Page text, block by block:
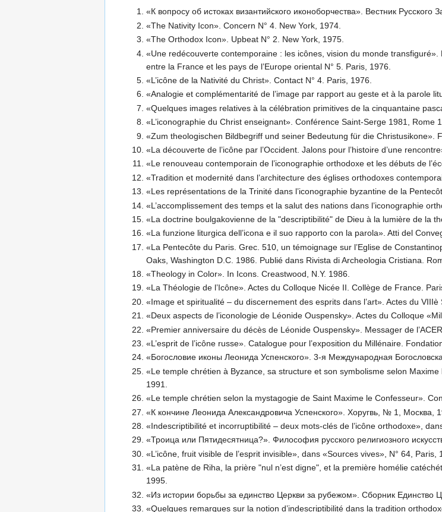
«К вопросу об истоках византийского иконоборчества». Вестник
«The Nativity Icon». Concern N° 4. New York, 1974.
«The Orthodox Icon». Upbeat N° 2. New York, 1975.
«Une redécouverte contemporaine : les icônes, vision du monde
entre la France et les pays de l’Europe oriental N° 5. Paris, 1976.
«L’icône de la Nativité du Christ». Contact N° 4. Paris, 1976.
«Analogie et complémentarité de l’image par rapport au geste et à la parole
«Quelques images relatives à la célébration primitives de la cinquantaine
«L’iconographie du Christ enseignant». Conférence Saint-Serge 1981, Rome
«Zum theologischen Bildbegriff und seiner Bedeutung für die Christusikone».
«La découverte de l’icône par l’Occident. Jalons pour l’histoire d’une
«Le renouveau contemporain de l’iconographie orthodoxe et les débuts de
«Tradition et modernité dans l’architecture des églises orthodoxes
«Les représentations de la Trinité dans l’iconographie byzantine de la
«L’accomplissement des temps et la salut des nations dans l’iconographie
«La doctrine boulgakovienne de la "descriptibilité" de Dieu à la lumière de la
«La funzione liturgica dell’icona e il suo rapporto con la parola». Atti del
«La Pentecôte du Paris. Grec. 510, un témoignage sur l’Eglise de
Oaks, Washington D.C. 1986. Publié dans Rivista di Archeologia Cristiana.
«Theology in Color». In Icons. Creastwood, N.Y. 1986.
«La Théologie de l’Icône». Actes du Colloque Nicée II. Collège de France.
«Image et spiritualité – du discernement des esprits dans l’art». Actes du
«Deux aspects de l’iconologie de Léonide Ouspensky». Actes du Colloque
«Premier anniversaire du décès de Léonide Ouspensky». Messager de
«L’esprit de l’icône russe». Catalogue pour l’exposition du Millénaire.
«Богословие иконы Леонида Успенского». 3-я Международная
«Le temple chrétien à Byzance, sa structure et son symbolisme selon
1991.
«Le temple chrétien selon la mystagogie de Saint Maxime le Confesseur».
«К кончине Леонида Александровича Успенского». Хоругвь, № 1, Москва,
«Indescriptibilité et incorruptibilité – deux mots-clés de l’icône orthodoxe»,
«Троица или Пятидесятница?». Философия русского религиозного
«L’icône, fruit visible de l’esprit invisible», dans «Sources vives», N° 64, Paris,
«La patène de Riha, la prière "nul n’est digne", et la première homélie
1995.
«Из истории борьбы за единство Церкви за рубежом». Сборник Единство
«Quelques remarques sur la notion d’indescriptibilité dans la tradition